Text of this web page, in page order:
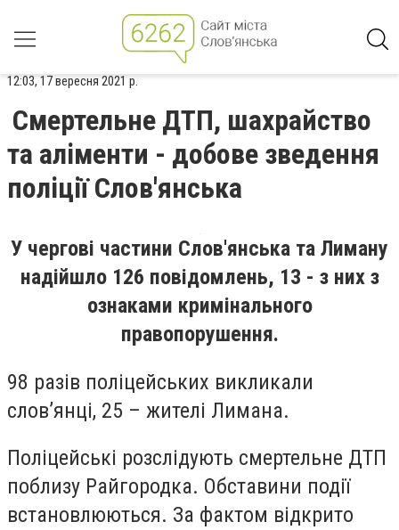
12:03, 17 вересня 2021 р.
Смертельне ДТП, шахрайство
та аліменти - добове зведення
поліції Слов'янська
У чергові частини Слов'янська та Лиману
надійшло 126 повідомлень, 13 - з них з
ознаками кримінального
правопорушення.
98 разів поліцейських викликали
слов’янці, 25 – жителі Лимана.
Поліцейські розслідують смертельне ДТП
поблизу Райгородка. Обставини події
встановлюються. За фактом відкрито